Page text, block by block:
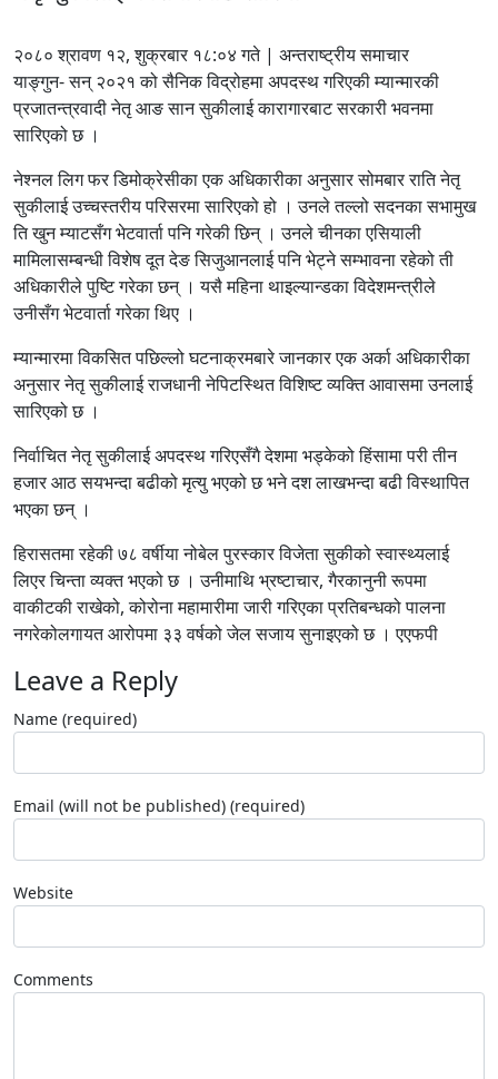
२०८० श्रावण १२, शुक्रबार १८:०४ गते | अन्तराष्ट्रीय समाचार
याङ्गुन- सन् २०२१ को सैनिक विद्रोहमा अपदस्थ गरिएकी म्यान्मारकी
प्रजातन्त्रवादी नेतृ आङ सान सुकीलाई कारागारबाट सरकारी भवनमा
सारिएको छ ।
नेश्नल लिग फर डिमोक्रेसीका एक अधिकारीका अनुसार सोमबार राति नेतृ
सुकीलाई उच्चस्तरीय परिसरमा सारिएको हो । उनले तल्लो सदनका सभामुख
ति खुन म्याटसँग भेटवार्ता पनि गरेकी छिन् । उनले चीनका एसियाली
मामिलासम्बन्धी विशेष दूत देङ सिजुआनलाई पनि भेट्ने सम्भावना रहेको ती
अधिकारीले पुष्टि गरेका छन् । यसै महिना थाइल्यान्डका विदेशमन्त्रीले
उनीसँग भेटवार्ता गरेका थिए ।
म्यान्मारमा विकसित पछिल्लो घटनाक्रमबारे जानकार एक अर्का अधिकारीका
अनुसार नेतृ सुकीलाई राजधानी नेपिटस्थित विशिष्ट व्यक्ति आवासमा उनलाई
सारिएको छ ।
निर्वाचित नेतृ सुकीलाई अपदस्थ गरिएसँगै देशमा भड्केको हिंसामा परी तीन
हजार आठ सयभन्दा बढीको मृत्यु भएको छ भने दश लाखभन्दा बढी विस्थापित
भएका छन् ।
हिरासतमा रहेकी ७८ वर्षीया नोबेल पुरस्कार विजेता सुकीको स्वास्थ्यलाई
लिएर चिन्ता व्यक्त भएको छ । उनीमाथि भ्रष्टाचार, गैरकानुनी रूपमा
वाकीटकी राखेको, कोरोना महामारीमा जारी गरिएका प्रतिबन्धको पालना
नगरेकोलगायत आरोपमा ३३ वर्षको जेल सजाय सुनाइएको छ । एएफपी
Leave a Reply
Name (required)
Email (will not be published) (required)
Website
Comments